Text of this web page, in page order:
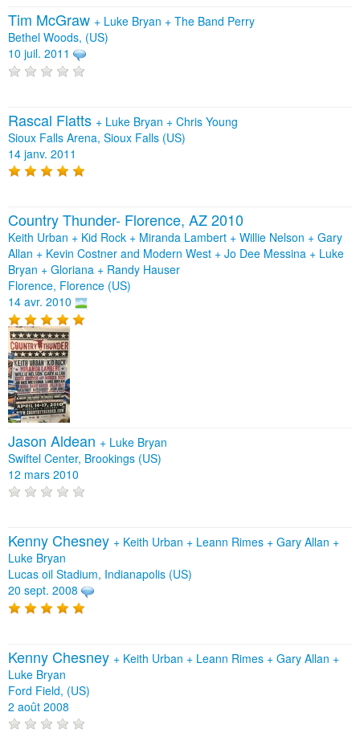
Tim McGraw + Luke Bryan + The Band Perry
Bethel Woods, (US)
10 juil. 2011
Rascal Flatts + Luke Bryan + Chris Young
Sioux Falls Arena, Sioux Falls (US)
14 janv. 2011
Country Thunder- Florence, AZ 2010
Keith Urban + Kid Rock + Miranda Lambert + Willie Nelson + Gary
Allan + Kevin Costner and Modern West + Jo Dee Messina + Luke
Bryan + Gloriana + Randy Hauser
Florence, Florence (US)
14 avr. 2010
Jason Aldean + Luke Bryan
Swiftel Center, Brookings (US)
12 mars 2010
Kenny Chesney + Keith Urban + Leann Rimes + Gary Allan +
Luke Bryan
Lucas oil Stadium, Indianapolis (US)
20 sept. 2008
Kenny Chesney + Keith Urban + Leann Rimes + Gary Allan +
Luke Bryan
Ford Field, (US)
2 août 2008